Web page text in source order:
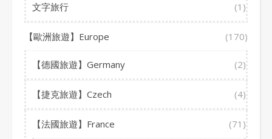
文字旅行 (1)
【歐洲旅遊】Europe (170)
【德國旅遊】Germany (2)
【捷克旅遊】Czech (4)
【法國旅遊】France (71)